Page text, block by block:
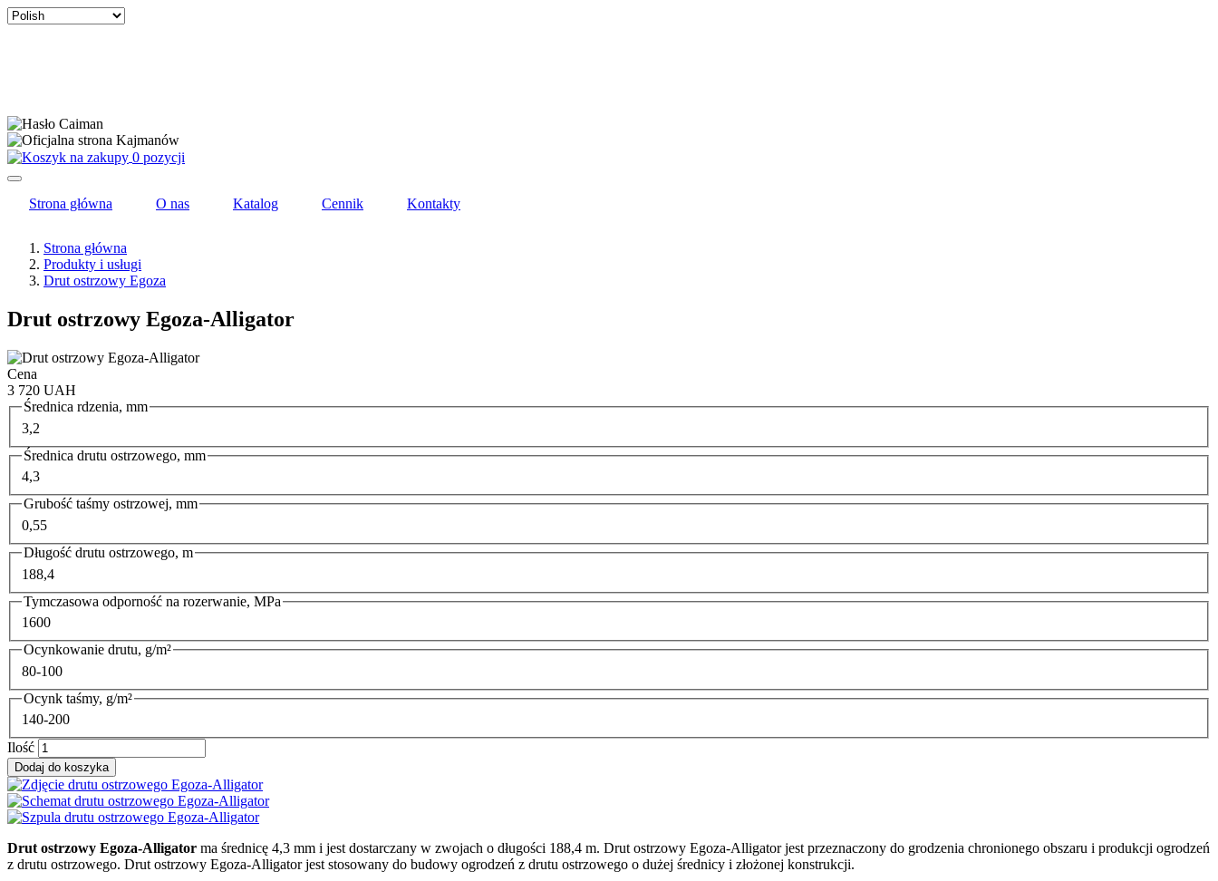
Select
0 pozycji
Strona główna O nas Katalog Cennik Kontakty
Strona główna
Produkty i usługi
Drut ostrzowy Egoza
Drut ostrzowy Egoza-Alligator
Cena
3 720 UAH
Średnica rdzenia, mm
3,2
Średnica drutu ostrzowego, mm
4,3
Grubość taśmy ostrzowej, mm
0,55
Długość drutu ostrzowego, m
188,4
Tymczasowa odporność na rozerwanie, MPa
1600
Ocynkowanie drutu, g/m²
80-100
Ocynk taśmy, g/m²
140-200
Ilość
Dodaj do koszyka
Drut ostrzowy Egoza-Alligator ma średnicę 4,3 mm i jest dostarczany w zwojach o długości 188,4 m. Drut ostrzowy Egoza-Alligator jest przeznaczony do grodzenia chronionego obszaru i produkcji ogrodzeń
z drutu ostrzowego. Drut ostrzowy Egoza-Alligator jest stosowany do budowy ogrodzeń z drutu ostrzowego o dużej średnicy i złożonej konstrukcji.